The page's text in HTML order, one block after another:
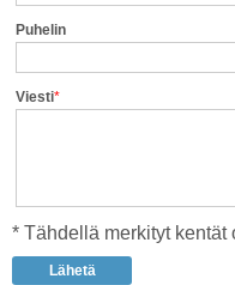
Puhelin
Viesti*
* Tähdellä merkityt kentät